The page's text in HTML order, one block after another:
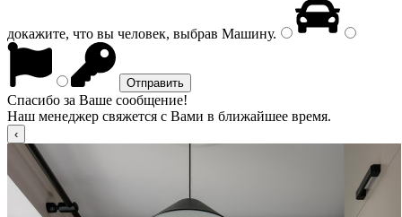
докажите, что вы человек, выбрав Машину.
Спасибо за Ваше сообщение!
Наш менеджер свяжется с Вами в ближайшее время.